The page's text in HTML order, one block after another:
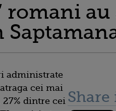
au
administrate
cei mai
dintre cei Share